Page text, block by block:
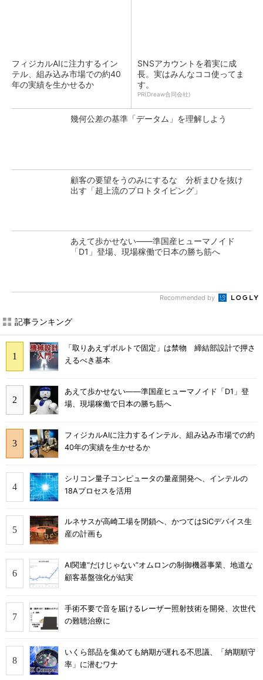
フィジカルAIに注力するイン
テル、組み込み市場での約40
年の実績を生かせるか
SNSアカウントを着実に成
長。実はみんなココ使ってま
す。
PR(Dreaw合同会社)
幾何公差の基準「データム」を理解しよう
顧客の要望をうのみにするな 分析まひを抜け
出す「超上流のプロトタイピング」
あえて歩かせない――準国産ヒューマノイド
「D1」登場、現場稼働で日本の勝ち筋へ
Recommended by
記事ランキング
「取りあえずボルトで固定」は禁物 締結部設計で押さ
えるべき基本
あえて歩かせない――準国産ヒューマノイド「D1」登
場、現場稼働で日本の勝ち筋へ
フィジカルAIに注力するインテル、組み込み市場での約
40年の実績を生かせるか
シリコン量子コンピュータの量産開発へ、インテルの
18Aプロセスを活用
ルネサスが高崎工場を閉鎖へ、かつてはSiCデバイス生
産の計画も
AI関連“だけじゃない”オムロンの制御機器事業、地道な
顧客基盤強化が結実
手術不要で音を届けるレーザー照射技術を開発、次世代
の難聴治療に
いくら部品を集めても納期が遅れる不思議、「納期順守
率」に潜むワナ